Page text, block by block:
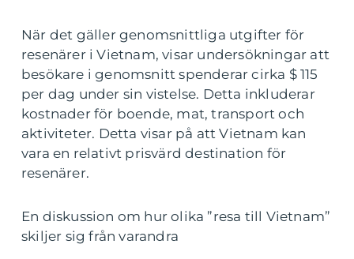
När det gäller genomsnittliga utgifter för
resenärer i Vietnam, visar undersökningar att
besökare i genomsnitt spenderar cirka $ 115
per dag under sin vistelse. Detta inkluderar
kostnader för boende, mat, transport och
aktiviteter. Detta visar på att Vietnam kan
vara en relativt prisvärd destination för
resenärer.
En diskussion om hur olika ”resa till Vietnam”
skiljer sig från varandra